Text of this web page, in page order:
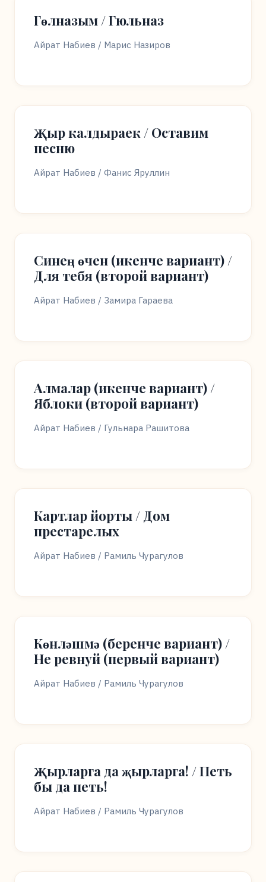
Гөлназым / Гюльназ
Айрат Набиев / Марис Назиров
Җыр калдыраек / Оставим
песню
Айрат Набиев / Фанис Яруллин
Синең өчен (икенче вариант) /
Для тебя (второй вариант)
Айрат Набиев / Замира Гараева
Алмалар (икенче вариант) /
Яблоки (второй вариант)
Айрат Набиев / Гульнара Рашитова
Картлар йорты / Дом
престарелых
Айрат Набиев / Рамиль Чурагулов
Көнләшмә (беренче вариант) /
Не ревнуй (первый вариант)
Айрат Набиев / Рамиль Чурагулов
Җырларга да җырларга! / Петь
бы да петь!
Айрат Набиев / Рамиль Чурагулов